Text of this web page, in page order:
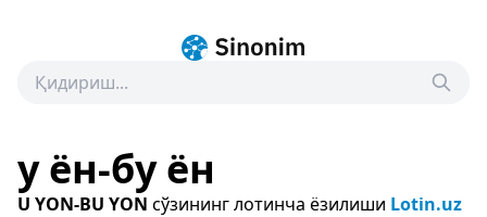
у ён-бу ён
U YON-BU YON сўзининг лотинча ёзилиши Lotin.uz